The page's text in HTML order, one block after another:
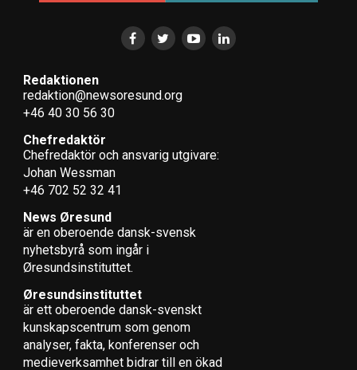
Redaktionen
redaktion@newsoresund.org
+46 40 30 56 30
Chefredaktör
Chefredaktör och ansvarig utgivare:
Johan Wessman
+46 702 52 32 41
News Øresund
är en oberoende dansk-svensk
nyhets­byrå som ingår i
Øresundsinstituttet.
Øresundsinstituttet
är ett oberoende dansk-svenskt
kunskapscentrum som genom
analyser, fakta, konferenser och
medieverksamhet bidrar till en ökad